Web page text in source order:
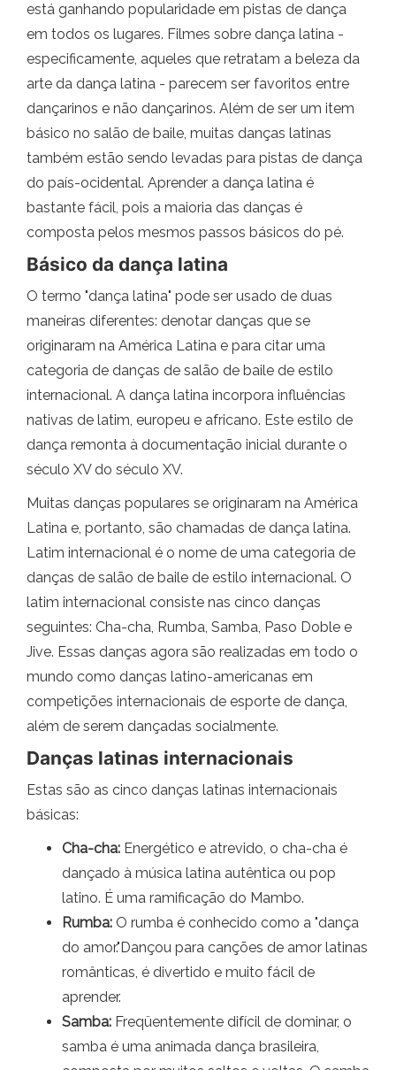
está ganhando popularidade em pistas de dança
em todos os lugares. Filmes sobre dança latina -
especificamente, aqueles que retratam a beleza da
arte da dança latina - parecem ser favoritos entre
dançarinos e não dançarinos. Além de ser um item
básico no salão de baile, muitas danças latinas
também estão sendo levadas para pistas de dança
do país-ocidental. Aprender a dança latina é
bastante fácil, pois a maioria das danças é
composta pelos mesmos passos básicos do pé.
Básico da dança latina
O termo "dança latina" pode ser usado de duas
maneiras diferentes: denotar danças que se
originaram na América Latina e para citar uma
categoria de danças de salão de baile de estilo
internacional. A dança latina incorpora influências
nativas de latim, europeu e africano. Este estilo de
dança remonta à documentação inicial durante o
século XV do século XV.
Muitas danças populares se originaram na América
Latina e, portanto, são chamadas de dança latina.
Latim internacional é o nome de uma categoria de
danças de salão de baile de estilo internacional. O
latim internacional consiste nas cinco danças
seguintes: Cha-cha, Rumba, Samba, Paso Doble e
Jive. Essas danças agora são realizadas em todo o
mundo como danças latino-americanas em
competições internacionais de esporte de dança,
além de serem dançadas socialmente.
Danças latinas internacionais
Estas são as cinco danças latinas internacionais
básicas:
Cha-cha: Energético e atrevido, o cha-cha é
dançado à música latina autêntica ou pop
latino. É uma ramificação do Mambo.
Rumba: O rumba é conhecido como a "dança
do amor."Dançou para canções de amor latinas
românticas, é divertido e muito fácil de
aprender.
Samba: Freqüentemente difícil de dominar, o
samba é uma animada dança brasileira,